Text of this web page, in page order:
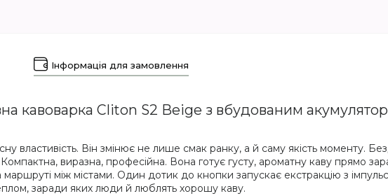
Інформація для замовлення
кавоварка Cliton S2 Beige з вбудованим
властивість. Він змінює не лише смак ранку, а й саму якість моменту.
виразна, професійна. Вона готує густу, ароматну каву прямо
між містами. Один дотик до кнопки запускає екстракцію з
заради яких люди й люблять хорошу каву.